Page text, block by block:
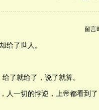
留言
给了世人。
了就给了，说了就算。
人一切的悖逆，上帝都看到了